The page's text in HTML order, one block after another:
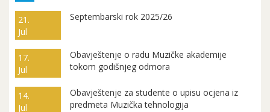
21.
Jul
Septembarski rok 2025/26
17.
Jul
Obavještenje o radu Muzičke akademije
tokom godišnjeg odmora
14.
Jul
Obavještenje za studente o upisu ocjena iz
predmeta Muzička tehnologija